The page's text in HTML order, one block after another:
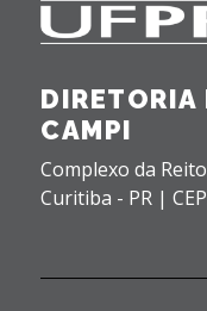
DIRETORIA
CAMPI
Complexo da
Curitiba - PR |